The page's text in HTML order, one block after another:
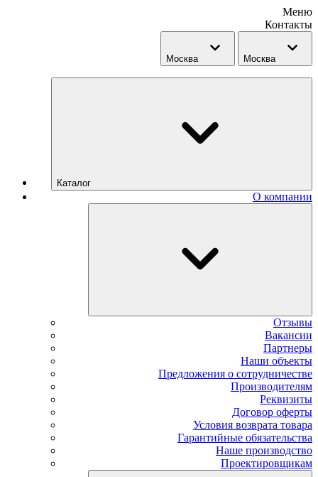
Меню
Контакты
Москва Москва
Каталог
О компании
Отзывы
Вакансии
Партнеры
Наши объекты
Предложения о сотрудничестве
Производителям
Реквизиты
Договор оферты
Условия возврата товара
Гарантийные обязательства
Наше производство
Проектировщикам